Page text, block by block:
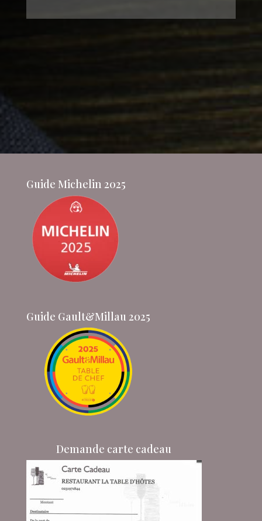
Guide Michelin 2025
Guide Gault&Millau 2025
Demande carte cadeau